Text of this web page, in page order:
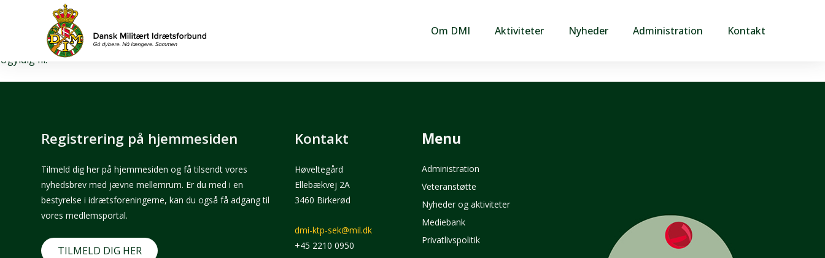
Om DMI Aktiviteter Nyheder Administration Kontakt
Download fil
Ugyldig fil.
Registrering på hjemmesiden
Tilmeld dig her på hjemmesiden og få tilsendt vores
nyhedsbrev med jævne mellemrum. Er du med i en
bestyrelse i idrætsforeningerne, kan du også få adgang til
vores medlemsportal.
TILMELD DIG HER
Kontakt
Høveltegård
Ellebækvej 2A
3460 Birkerød
dmi-ktp-sek@mil.dk
+45 2210 0950
Menu
Administration
Veteranstøtte
Nyheder og aktiviteter
Mediebank
Privatlivspolitik